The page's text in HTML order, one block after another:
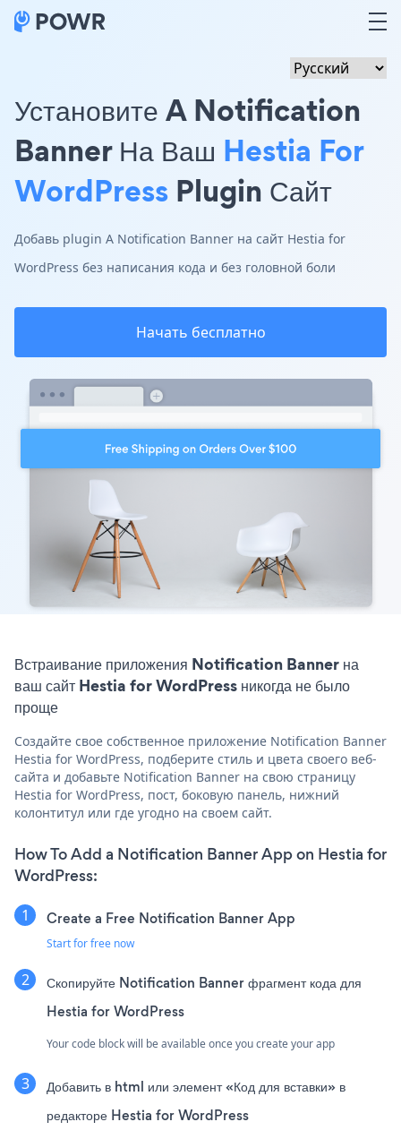
Установите A Notification
Banner На Ваш Hestia For
WordPress Plugin Сайт
Добавь plugin A Notification Banner на сайт Hestia for
WordPress без написания кода и без головной боли
Начать бесплатно
Встраивание приложения Notification Banner на
ваш сайт Hestia for WordPress никогда не было
проще
Создайте свое собственное приложение Notification Banner
Hestia for WordPress, подберите стиль и цвета своего веб-
сайта и добавьте Notification Banner на свою страницу
Hestia for WordPress, пост, боковую панель, нижний
колонтитул или где угодно на своем сайт.
How To Add a Notification Banner App on Hestia for
WordPress:
Create a Free Notification Banner App
Start for free now
Скопируйте Notification Banner фрагмент кода для
Hestia for WordPress
Your code block will be available once you create your app
Добавить в html или элемент «Код для вставки» в
редакторе Hestia for WordPress